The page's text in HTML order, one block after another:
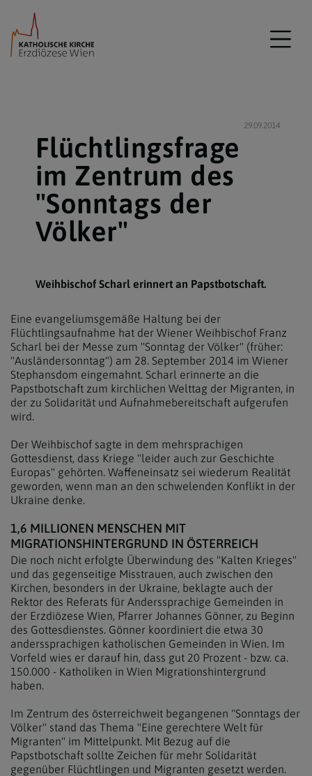
29.09.2014
Flüchtlingsfrage
im Zentrum des
"Sonntags der
Völker"
Weihbischof Scharl erinnert an Papstbotschaft.
Eine evangeliumsgemäße Haltung bei der
Flüchtlingsaufnahme hat der Wiener Weihbischof Franz
Scharl bei der Messe zum "Sonntag der Völker" (früher:
"Ausländersonntag") am 28. September 2014 im Wiener
Stephansdom eingemahnt. Scharl erinnerte an die
Papstbotschaft zum kirchlichen Welttag der Migranten, in
der zu Solidarität und Aufnahmebereitschaft aufgerufen
wird.
Der Weihbischof sagte in dem mehrsprachigen
Gottesdienst, dass Kriege "leider auch zur Geschichte
Europas" gehörten. Waffeneinsatz sei wiederum Realität
geworden, wenn man an den schwelenden Konflikt in der
Ukraine denke.
1,6 MILLIONEN MENSCHEN MIT
MIGRATIONSHINTERGRUND IN ÖSTERREICH
Die noch nicht erfolgte Überwindung des "Kalten Krieges"
und das gegenseitige Misstrauen, auch zwischen den
Kirchen, besonders in der Ukraine, beklagte auch der
Rektor des Referats für Anderssprachige Gemeinden in
der Erzdiözese Wien, Pfarrer Johannes Gönner, zu Beginn
des Gottesdienstes. Gönner koordiniert die etwa 30
anderssprachigen katholischen Gemeinden in Wien. Im
Vorfeld wies er darauf hin, dass gut 20 Prozent - bzw. ca.
150.000 - Katholiken in Wien Migrationshintergrund
haben.
Im Zentrum des österreichweit begangenen "Sonntags der
Völker" stand das Thema "Eine gerechtere Welt für
Migranten" im Mittelpunkt. Mit Bezug auf die
Papstbotschaft sollte Zeichen für mehr Solidarität
gegenüber Flüchtlingen und Migranten gesetzt werden.